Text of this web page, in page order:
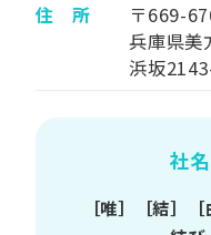
住 所
〒669-
兵庫県美
浜坂
社
［唯］​［結］​［